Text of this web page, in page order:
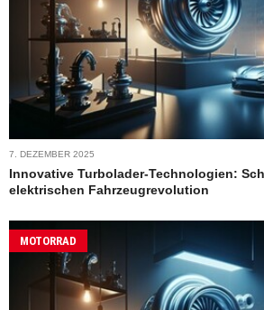
7. DEZEMBER 2025
Innovative Turbolader-Technologien:
elektrischen Fahrzeugrevolution
MOTORRAD